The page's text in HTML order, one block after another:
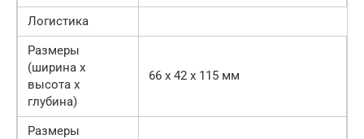
Логистика
Размеры
(ширина x
высота x
глубина)
66 x 42 x 115 мм
Размеры